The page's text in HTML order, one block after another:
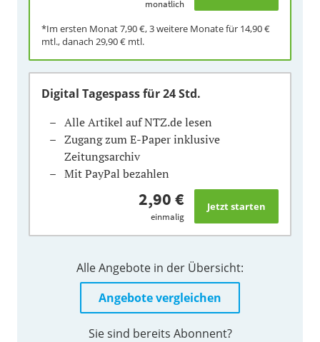
monatlich
*Im ersten Monat7,90 €, 3 weitere Monate für 14,90 €
mtl., danach 29,90 € mtl.
Digital Tagespassfür 24 Std.
Alle Artikel auf NTZ.de lesen
Zugang zum E-Paper inklusive
Zeitungsarchiv
Mit PayPal bezahlen
2,90 €
einmalig
Alle Angebote in der Übersicht:
Angebote vergleichen
Sie sind bereits Abonnent?